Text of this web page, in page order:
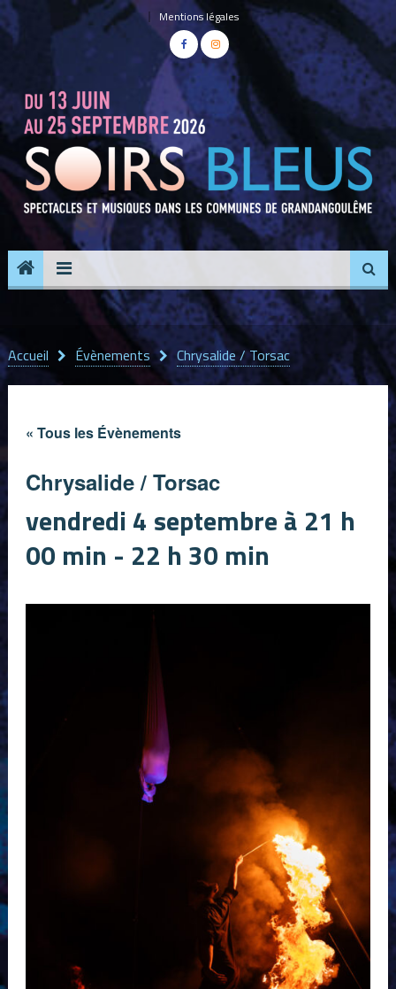
Mentions légales
Accueil Évènements Chrysalide / Torsac
« Tous les Évènements
Chrysalide / Torsac
vendredi 4 septembre à 21 h
00 min - 22 h 30 min
Panneau de gestion des cookies